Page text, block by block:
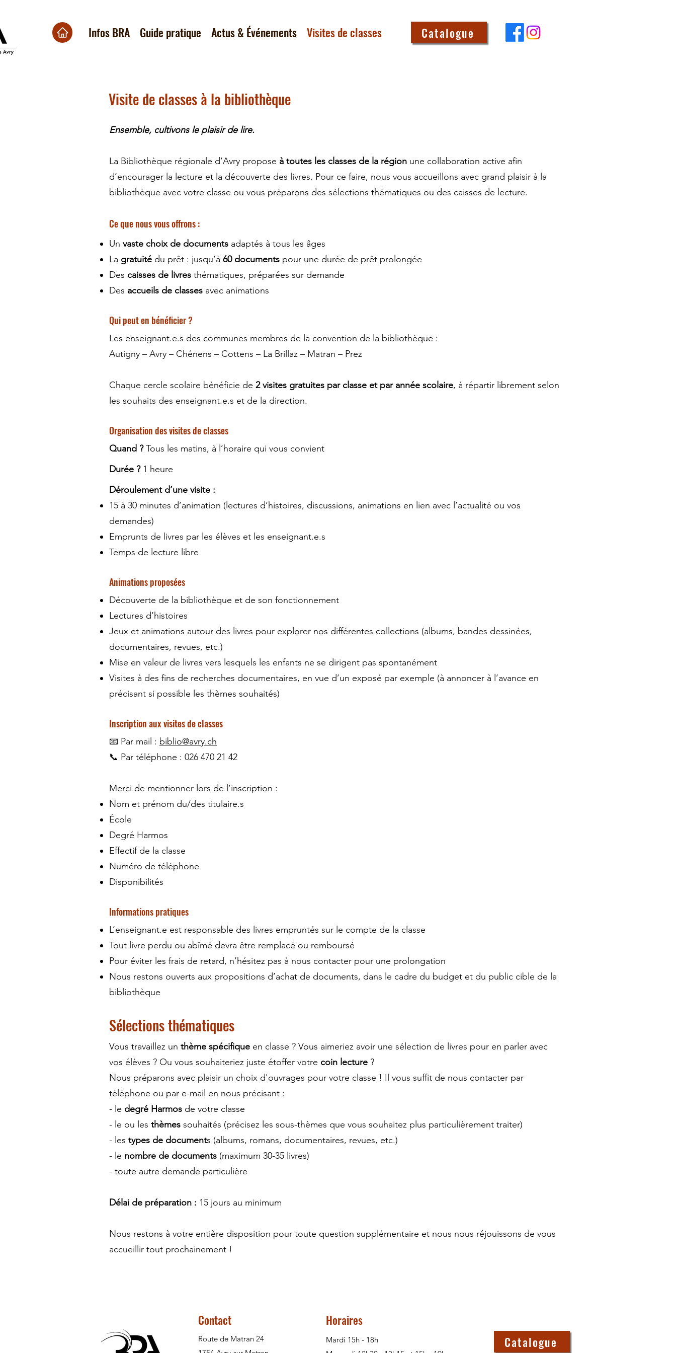
Infos BRA Guide pratique Actus & Événements Visites de classes Catalogue
Visite de classes à la bibliothèque
Ensemble, cultivons le plaisir de lire.
La Bibliothèque régionale d’Avry propose à toutes les classes de la région une collaboration active afin
d’encourager la lecture et la découverte des livres. Pour ce faire, nous vous accueillons avec grand plaisir à la
bibliothèque avec votre classe ou vous préparons des sélections thématiques ou des caisses de lecture.
Ce que nous vous offrons :
Un vaste choix de documents adaptés à tous les âges
La gratuité du prêt : jusqu’à 60 documents pour une durée de prêt prolongée
Des caisses de livres thématiques, préparées sur demande
Des accueils de classes avec animations
Qui peut en bénéficier ?
Les enseignant.e.s des communes membres de la convention de la bibliothèque :
Autigny – Avry – Chénens – Cottens – La Brillaz – Matran – Prez
Chaque cercle scolaire bénéficie de 2 visites gratuites par classe et par année scolaire, à répartir librement selon
les souhaits des enseignant.e.s et de la direction.
Organisation des visites de classes
Quand ?Tous les matins, à l’horaire qui vous convient
Durée ?1 heure
Déroulement d’une visite :
15 à 30 minutes d’animation (lectures d’histoires, discussions, animations en lien avec l’actualité ou vos
demandes)
Emprunts de livres par les élèves et les enseignant.e.s
Temps de lecture libre
Animations proposées
Découverte de la bibliothèque et de son fonctionnement
Lectures d’histoires
Jeux et animations autour des livres pour explorer nos différentes collections (albums, bandes dessinées,
documentaires, revues, etc.)
Mise en valeur de livres vers lesquels les enfants ne se dirigent pas spontanément
Visites à des fins de recherches documentaires, en vue d’un exposé par exemple (à annoncer à l’avance en
précisant si possible les thèmes souhaités)
Inscription aux visites de classes
📧 Par mail : biblio@avry.ch
📞 Par téléphone : 026 470 21 42
Merci de mentionner lors de l’inscription :
Nom et prénom du/des titulaire.s
École
Degré Harmos
Effectif de la classe
Numéro de téléphone
Disponibilités
Informations pratiques
L’enseignant.e est responsable des livres empruntés sur le compte de la classe
Tout livre perdu ou abîmé devra être remplacé ou remboursé
Pour éviter les frais de retard, n’hésitez pas à nous contacter pour une prolongation
Nous restons ouverts aux propositions d’achat de documents, dans le cadre du budget et du public cible de la
bibliothèque
Sélections thématiques
Vous travaillez un thème spécifique en classe ? Vous aimeriez avoir une sélection de livres pour en parler avec
vos élèves ? Ou vous souhaiteriez juste étoffer votre coin lecture ?
Nous préparons avec plaisir un choix d'ouvrages pour votre classe ! Il vous suffit de nous contacter par
téléphone ou par e-mail en nous précisant :
- le degré Harmos de votre classe
- le ou les thèmes souhaités (précisez les sous-thèmes que vous souhaitez plus particulièrement traiter)
- les types de documents (albums, romans, documentaires, revues, etc.)
- le nombre de documents (maximum 30-35 livres)
- toute autre demande particulière
Délai de préparation : 15 jours au minimum
Nous restons à votre entière disposition pour toute question supplémentaire et nous nous réjouissons de vous
accueillir tout prochainement !
Contact
Route de Matran 24
Horaires
Mardi 15h - 18h
Catalogue